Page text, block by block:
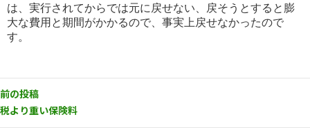
は、実行されてからでは元に戻せない、戻そうとすると膨
大な費用と期間がかかるので、事実上戻せなかったので
す。
前の投稿
税より重い保険料